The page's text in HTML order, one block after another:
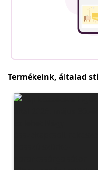
Termékeink, általad